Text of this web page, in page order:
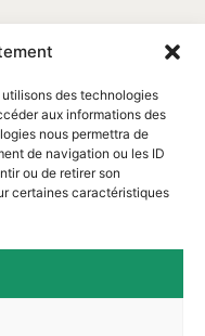
des technologies
aux informations des
nous permettra de
de navigation ou les ID
ou de retirer son
certaines caractéristiques